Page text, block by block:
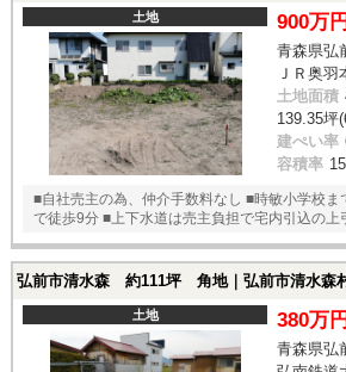
土地 900万円
青森県弘
ＪＲ奥
土地面積
139.35坪
建ぺい率
容積率
■自社売主の為、仲介手数料なし ■時敏小学校ま
で徒歩9分 ■上下水道は売主負担で宅内引込の上
弘前市清水森 約111坪 角地｜弘前市清水森
土地 380万円
青森県弘